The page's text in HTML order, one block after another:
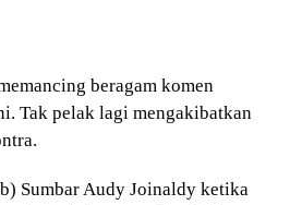
beragam komen
Tak pelak lagi mengakibatkan
Sumbar Audy Joinaldy ketika